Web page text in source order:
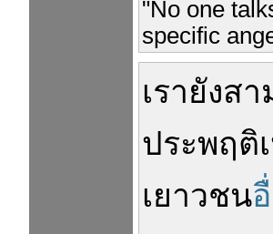
"No one
specific
เรายังสา
ประพฤติ
เยาวชน